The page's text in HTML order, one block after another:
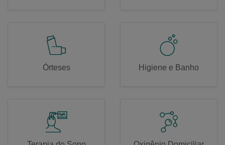
Órteses Higiene e Banho